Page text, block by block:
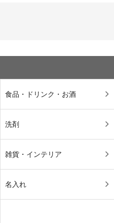
食品・ドリンク・お酒
洗剤
雑貨・インテリア
名入れ